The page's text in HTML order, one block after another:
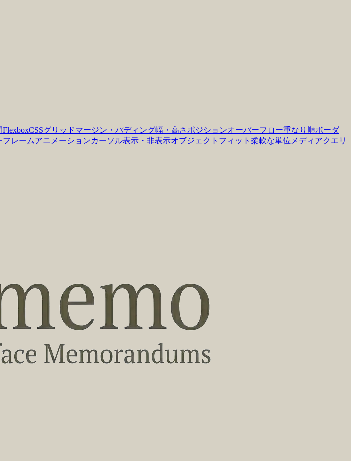
FlexboxCSSグリッドマージン・パディング幅・高さ ポジションオーバーフロー重なり順ボーダ
フレームアニメーションカーソル表示・非表示オブジェクトフィット 柔軟な単位 メディアクエリ